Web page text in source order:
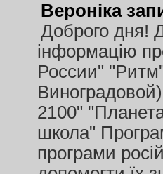
Вероніка
Доброго дня!
інформацію
России"
2100"
школа"
програми